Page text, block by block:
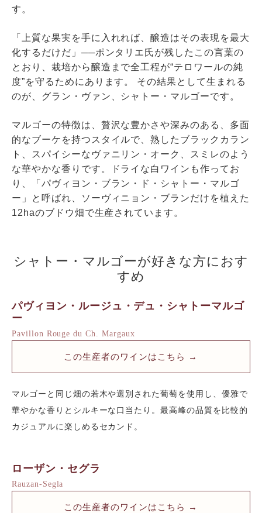
す。
「上質な果実を手に入れれば、醸造はその表現を最大
化するだけだ」──ポンタリエ氏が残したこの言葉の
とおり、栽培から醸造まで全工程が“テロワールの純
度”を守るためにあります。 その結果として生まれる
のが、グラン・ヴァン、シャトー・マルゴーです。
マルゴーの特徴は、贅沢な豊かさや深みのある、多面
的なブーケを持つスタイルで、熟したブラックカラン
ト、スパイシーなヴァニリン・オーク、スミレのよう
な華やかな香りです。ドライな白ワインも作ってお
り、「パヴィヨン・ブラン・ド・シャトー・マルゴ
ー」と呼ばれ、ソーヴィニョン・ブランだけを植えた
12haのブドウ畑で生産されています。
シャトー・マルゴーが好きな方におす
すめ
パヴィヨン・ルージュ・デュ・シャトーマルゴ
ー
Pavillon Rouge du Ch. Margaux
この生産者のワインはこちら →
マルゴーと同じ畑の若木や選別された葡萄を使用し、優雅で
華やかな香りとシルキーな口当たり。最高峰の品質を比較的
カジュアルに楽しめるセカンド。
ローザン・セグラ
Rauzan-Segla
この生産者のワインはこちら →